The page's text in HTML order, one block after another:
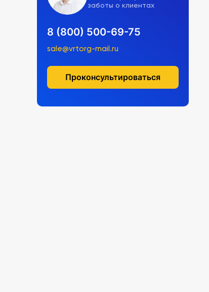
заботы о клиентах
8 (800) 500-69-75
sale@vrtorg-mail.ru
Проконсультироваться